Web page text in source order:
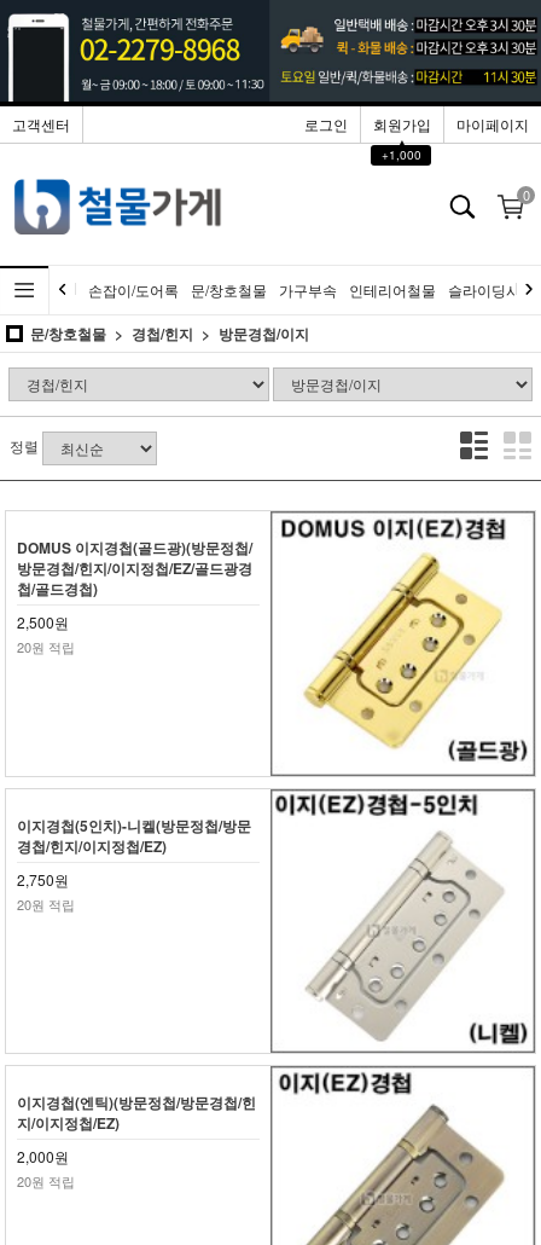
고객센터 로그인
회원가입
▲
+1,000
마이페이지
0
손잡이/도어록 문/창호철물 가구부속 인테리어철물 슬라이딩시스
문/창호철물 경첩/힌지 방문경첩/이지
정렬
DOMUS 이지경첩(골드광)(방문정첩/
방문경첩/힌지/이지정첩/EZ/골드광경
첩/골드경첩)
2,500원
20원 적립
이지경첩(5인치)-니켈(방문정첩/방문
경첩/힌지/이지정첩/EZ)
2,750원
20원 적립
이지경첩(엔틱)(방문정첩/방문경첩/힌
지/이지정첩/EZ)
2,000원
20원 적립